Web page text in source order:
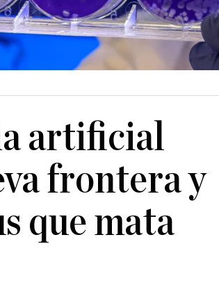
artificial
frontera y
que mata